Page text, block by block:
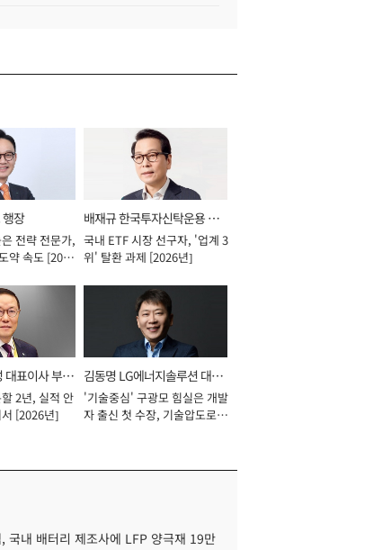
장
전략 전문가,
약 속도 [2026
배재규 한국투자신탁운용 대
표이사 사장
국내 ETF 시장 선구자, '업계 3
위' 탈환 과제 [2026년]
대표이사 부회
2년, 실적 안
[2026년]
김동명 LG에너지솔루션 대표
이사 사장
'기술중심' 구광모 힘실은 개발
자 출신 첫 수장, 기술압도로
국내 배터리 제조사에 LFP 양극재 19만